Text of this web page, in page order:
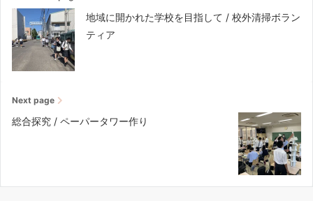
地域に開かれた学校を目指して / 校外清掃ボラン
ティア
Next page
総合探究 / ペーパータワー作り